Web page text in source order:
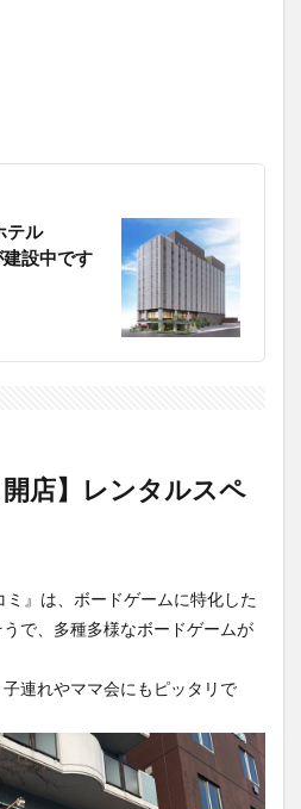
テル
建設中です
開店】レンタルスペ
ミ』は、ボードゲームに特化した
で、多種多様なボードゲームが
連れやママ会にもピッタリで